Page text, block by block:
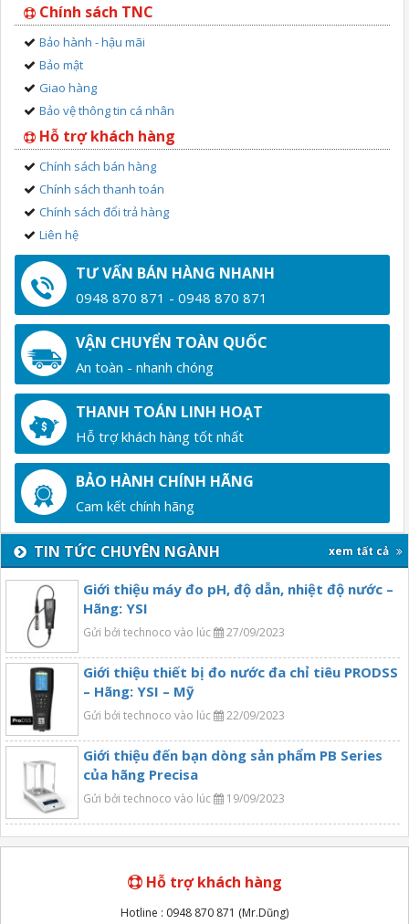
Chính sách TNC
Bảo hành - hậu mãi
Bảo mật
Giao hàng
Bảo vệ thông tin cá nhân
Hỗ trợ khách hàng
Chính sách bán hàng
Chính sách thanh toán
Chính sách đổi trả hàng
Liên hệ
TƯ VẤN BÁN HÀNG NHANH
0948 870 871 - 0948 870 871
VẬN CHUYỂN TOÀN QUỐC
An toàn - nhanh chóng
THANH TOÁN LINH HOẠT
Hỗ trợ khách hàng tốt nhất
BẢO HÀNH CHÍNH HÃNG
Cam kết chính hãng
TIN TỨC CHUYÊN NGÀNH xem tất cả
Giới thiệu máy đo pH, độ dẫn, nhiệt độ nước –
Hãng: YSI
Gửi bởi technoco vào lúc 27/09/2023
Giới thiệu thiết bị đo nước đa chỉ tiêu PRODSS
– Hãng: YSI – Mỹ
Gửi bởi technoco vào lúc 22/09/2023
Giới thiệu đến bạn dòng sản phẩm PB Series
của hãng Precisa
Gửi bởi technoco vào lúc 19/09/2023
Hỗ trợ khách hàng
Hotline : 0948 870 871 (Mr.Dũng)